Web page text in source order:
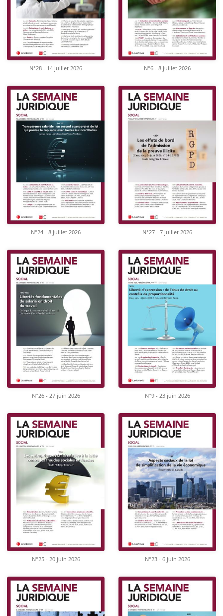
N°28 - 14 juillet 2026 N°6 - 8 juillet 2026
N°24 - 8 juillet 2026 N°27 - 7 juillet 2026
N°26 - 27 juin 2026 N°9 - 23 juin 2026
N°25 - 20 juin 2026 N°23 - 6 juin 2026